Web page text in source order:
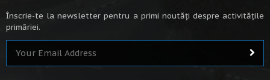
Înscrie-te la newsletter pentru a primi noutăți despre activitățile
primăriei.